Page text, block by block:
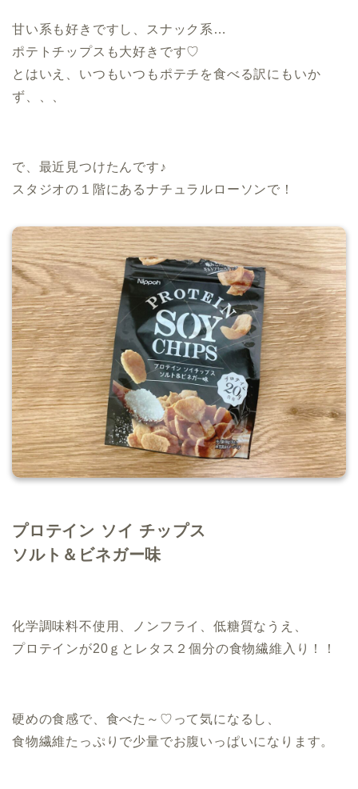
甘い系も好きですし、スナック系…
ポテトチップスも大好きです♡
とはいえ、いつもいつもポテチを食べる訳にもいか
ず、、、
で、最近見つけたんです♪
スタジオの１階にあるナチュラルローソンで！
プロテイン ソイ チップス
ソルト＆ビネガー味
化学調味料不使用、ノンフライ、低糖質なうえ、
プロテインが20ｇとレタス２個分の食物繊維入り！！
硬めの食感で、食べた～♡って気になるし、
食物繊維たっぷりで少量でお腹いっぱいになります。